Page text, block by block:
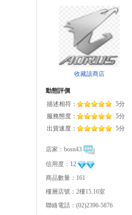
收藏該商店
動態評價
描述相符：
5分
服務態度：
5分
出貨速度：
5分
店家： bosn43
信用度： 12
商品數量：161
樓層店號：2樓15.16室
聯絡電話：(02)2396-5876